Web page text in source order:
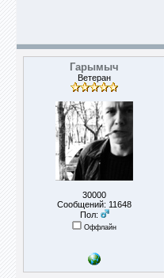
Гарымыч
Ветеран
30000
Сообщений: 11648
Пол:
Оффлайн